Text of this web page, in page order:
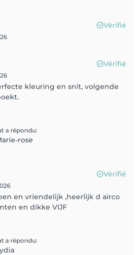
Vérifié
Vérifié
kleuring en snit, volgende
a répondu:
rose
Vérifié
en vriendelijk ,heerlijk d airco
en dikke VIJF
a répondu: